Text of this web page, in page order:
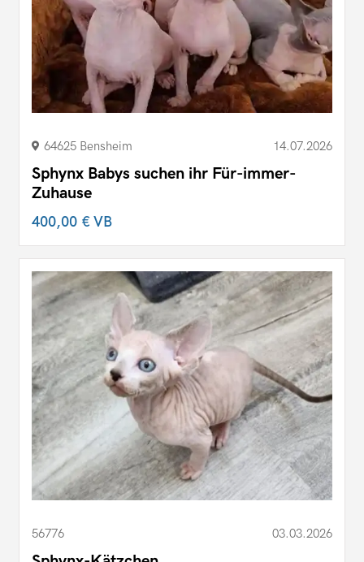
64625 Bensheim 14.07.2026
Sphynx Babys suchen ihr Für-immer-
Zuhause
400,00 €VB
56776 03.03.2026